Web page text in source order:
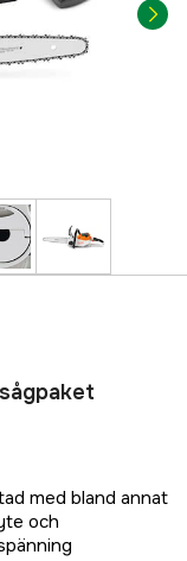
med bland annat
och